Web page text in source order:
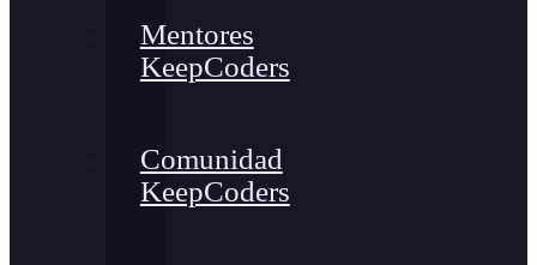
Mentores
KeepCoders
Comunidad
KeepCoders